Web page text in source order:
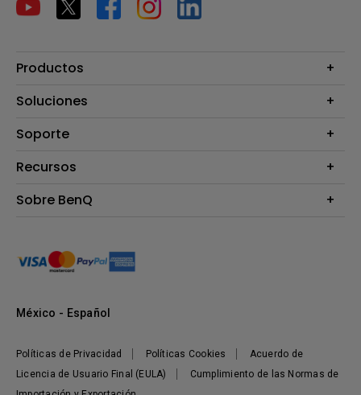
Productos
Proyectores
Señalización Digital
Presentaciones Inalámbricas
Soluciones
B2B
Soporte
Preguntas Frecuentes
Términos y Condiciones
Recursos
Calculadora de Distancia (Proyectores)
Sobre BenQ
Sustentabilidad
Políticas de Privacidad Políticas Cookies
Acuerdo de
Licencia de Usuario Final (EULA)
Cumplimiento de las Normas de
México - Español